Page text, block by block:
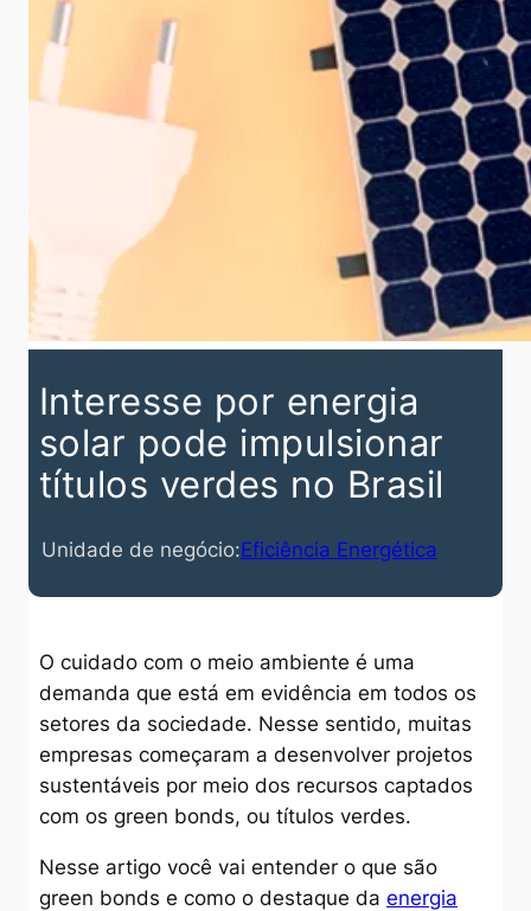
Interesse por energia
solar pode impulsionar
títulos verdes no Brasil
Unidade de negócio:Eficiência Energética
O cuidado com o meio ambiente é uma
demanda que está em evidência em todos os
setores da sociedade. Nesse sentido, muitas
empresas começaram a desenvolver projetos
sustentáveis por meio dos recursos captados
com os green bonds, ou títulos verdes.
Nesse artigo você vai entender o que são
green bonds e como o destaque da energia